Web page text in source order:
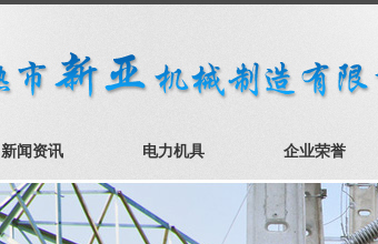
新闻资讯 电力机具 企业荣誉